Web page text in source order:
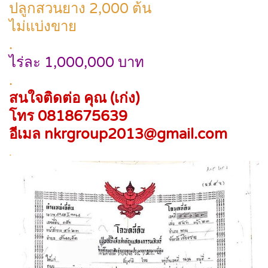
ปลูกสวนยาง 2,000 ต้น
ไม่แบ่งขาย
.
ไร่ละ 1,000,000 บาท
.
สนใจติดต่อ คุณ (เก่ง)
โทร 0818675639
อีเมล nkrgroup2013@gmail.com
.